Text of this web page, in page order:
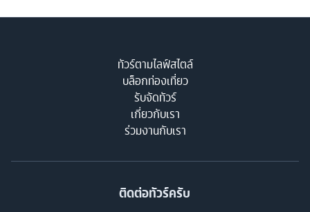
ทัวร์ตามไลฟ์สไตล์
บล็อกท่องเที่ยว
รับจัดทัวร์
เกี่ยวกับเรา
ร่วมงานกับเรา
ติดต่อทัวร์ครับ